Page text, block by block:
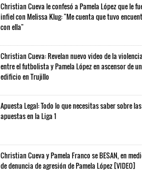
Christian Cueva le confesó a Pamela López que le
infiel con Melissa Klug: "Me cuenta que tuvo
con ella"
Christian Cueva: Revelan nuevo video de la
entre el futbolista y Pamela López en ascensor de un
edificio en Trujillo
Apuesta Legal: Todo lo que necesitas saber sobre las
apuestas en la Liga 1
Christian Cueva y Pamela Franco se BESAN, en
de denuncia de agresión de Pamela López [VIDEO]